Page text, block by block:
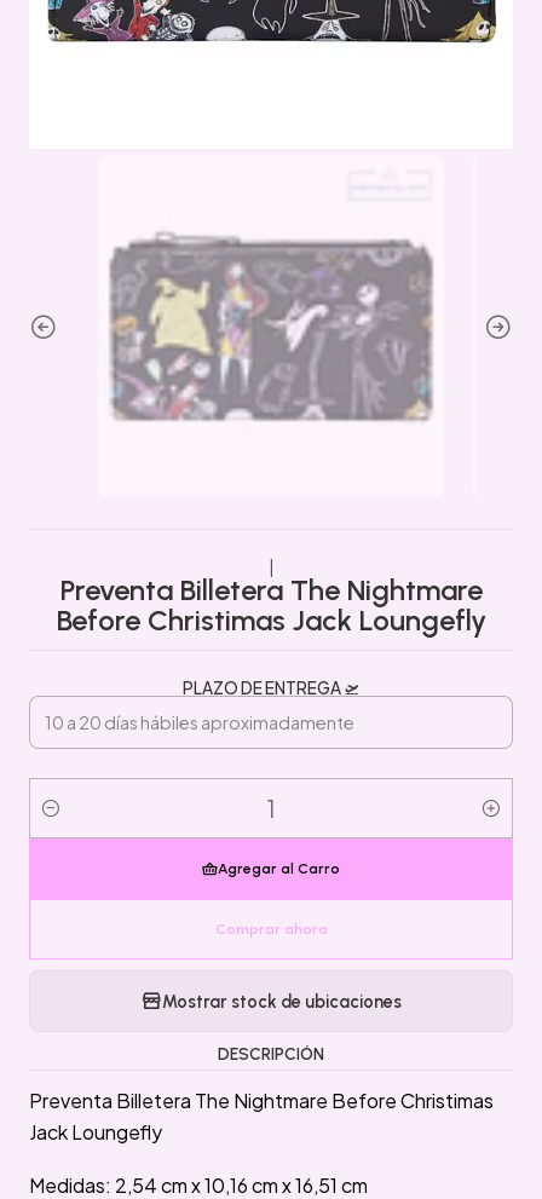
Preventa Billetera The Nightmare
Before Christimas Jack Loungefly
PLAZO DE ENTREGA 🛫
Cantidad
Agregar al Carro
Comprar ahora
Mostrar stock de ubicaciones
DESCRIPCIÓN
Preventa Billetera The Nightmare Before Christimas
Jack Loungefly
Medidas: 2,54 cm x 10,16 cm x 16,51 cm